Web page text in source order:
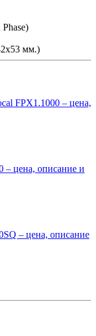
мм.)